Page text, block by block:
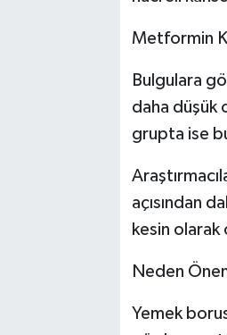
Metformin
Bulgulara
daha düşük
grupta ise
açısından
kesin
Neden
Yemek